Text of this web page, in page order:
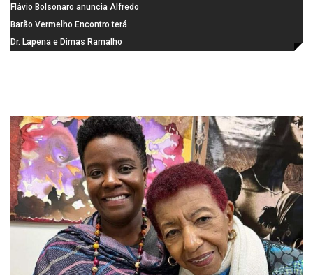
campeonato Estadual
científica da FAPESP
Flávio Bolsonaro anuncia Alfredo
Gaspar, relator da comissão do
INSS, como vice
Barão Vermelho Encontro terá
data extra em Belo Horizonte
Dr. Lapena e Dimas Ramalho